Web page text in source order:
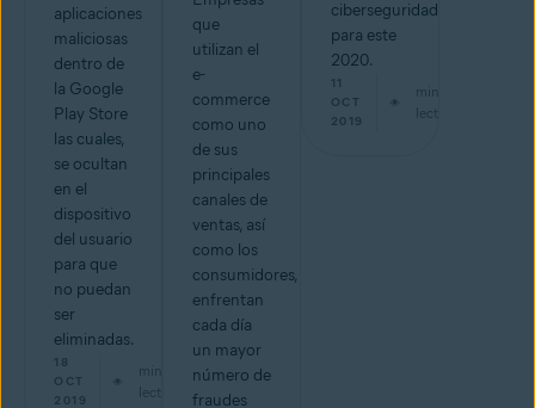
aplicaciones
maliciosas
dentro de
la Google
Play Store
las cuales,
se ocultan
en el
dispositivo
del usuario
para que
no puedan
ser
eliminadas.
18
OCT
2019
min de
lectura
que
utilizan el
e-
commerce
como uno
de sus
principales
canales de
ventas, así
como los
consumidores,
enfrentan
cada día
un mayor
número de
fraudes
ciberseguridad
para este
2020.
11
OCT
2019
min de
lectura